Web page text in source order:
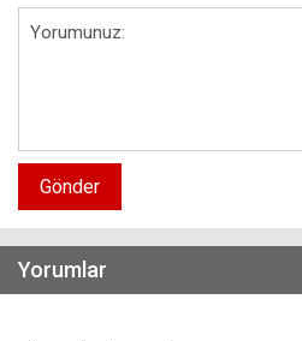
Gönder
Yorumlar